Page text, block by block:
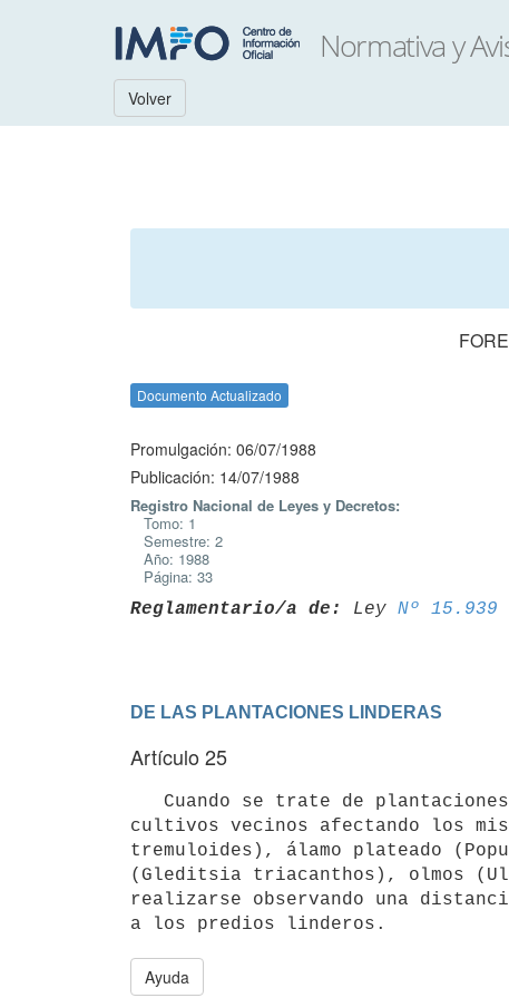
Volver
Documento Actualizado
Promulgación: 06/07/1988
Publicación: 14/07/1988
Registro Nacional de Leyes y Decretos:
Tomo: 1
Semestre: 2
Año: 1988
Página: 33
Reglamentario/a de: Ley Nº 15.939
DE LAS PLANTACIONES LINDERAS
Artículo 25
cultivos vecinos afectando los
tremuloides), álamo plateado
(Gleditsia triacanthos), olmos
realizarse observando una
Ayuda